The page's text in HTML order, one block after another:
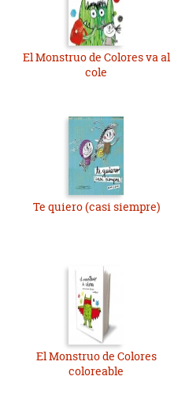
El Monstruo de Colores va al
cole
Te quiero (casi siempre)
El Monstruo de Colores
coloreable